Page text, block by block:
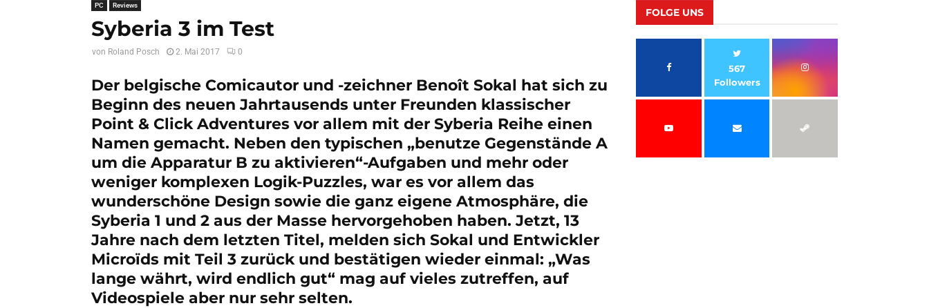
PC Reviews
Syberia 3 im Test
von Roland Posch 2. Mai 2017 0
Der belgische Comicautor und -zeichner Benoît Sokal hat sich zu
Beginn des neuen Jahrtausends unter Freunden klassischer
Point & Click Adventures vor allem mit der Syberia Reihe einen
Namen gemacht. Neben den typischen „benutze Gegenstände A
um die Apparatur B zu aktivieren“-Aufgaben und mehr oder
weniger komplexen Logik-Puzzles, war es vor allem das
wunderschöne Design sowie die ganz eigene Atmosphäre, die
Syberia 1 und 2 aus der Masse hervorgehoben haben. Jetzt, 13
Jahre nach dem letzten Titel, melden sich Sokal und Entwickler
Microïds mit Teil 3 zurück und bestätigen wieder einmal: „Was
lange währt, wird endlich gut“ mag auf vieles zutreffen, auf
Videospiele aber nur sehr selten.
FOLGE UNS
567
Followers